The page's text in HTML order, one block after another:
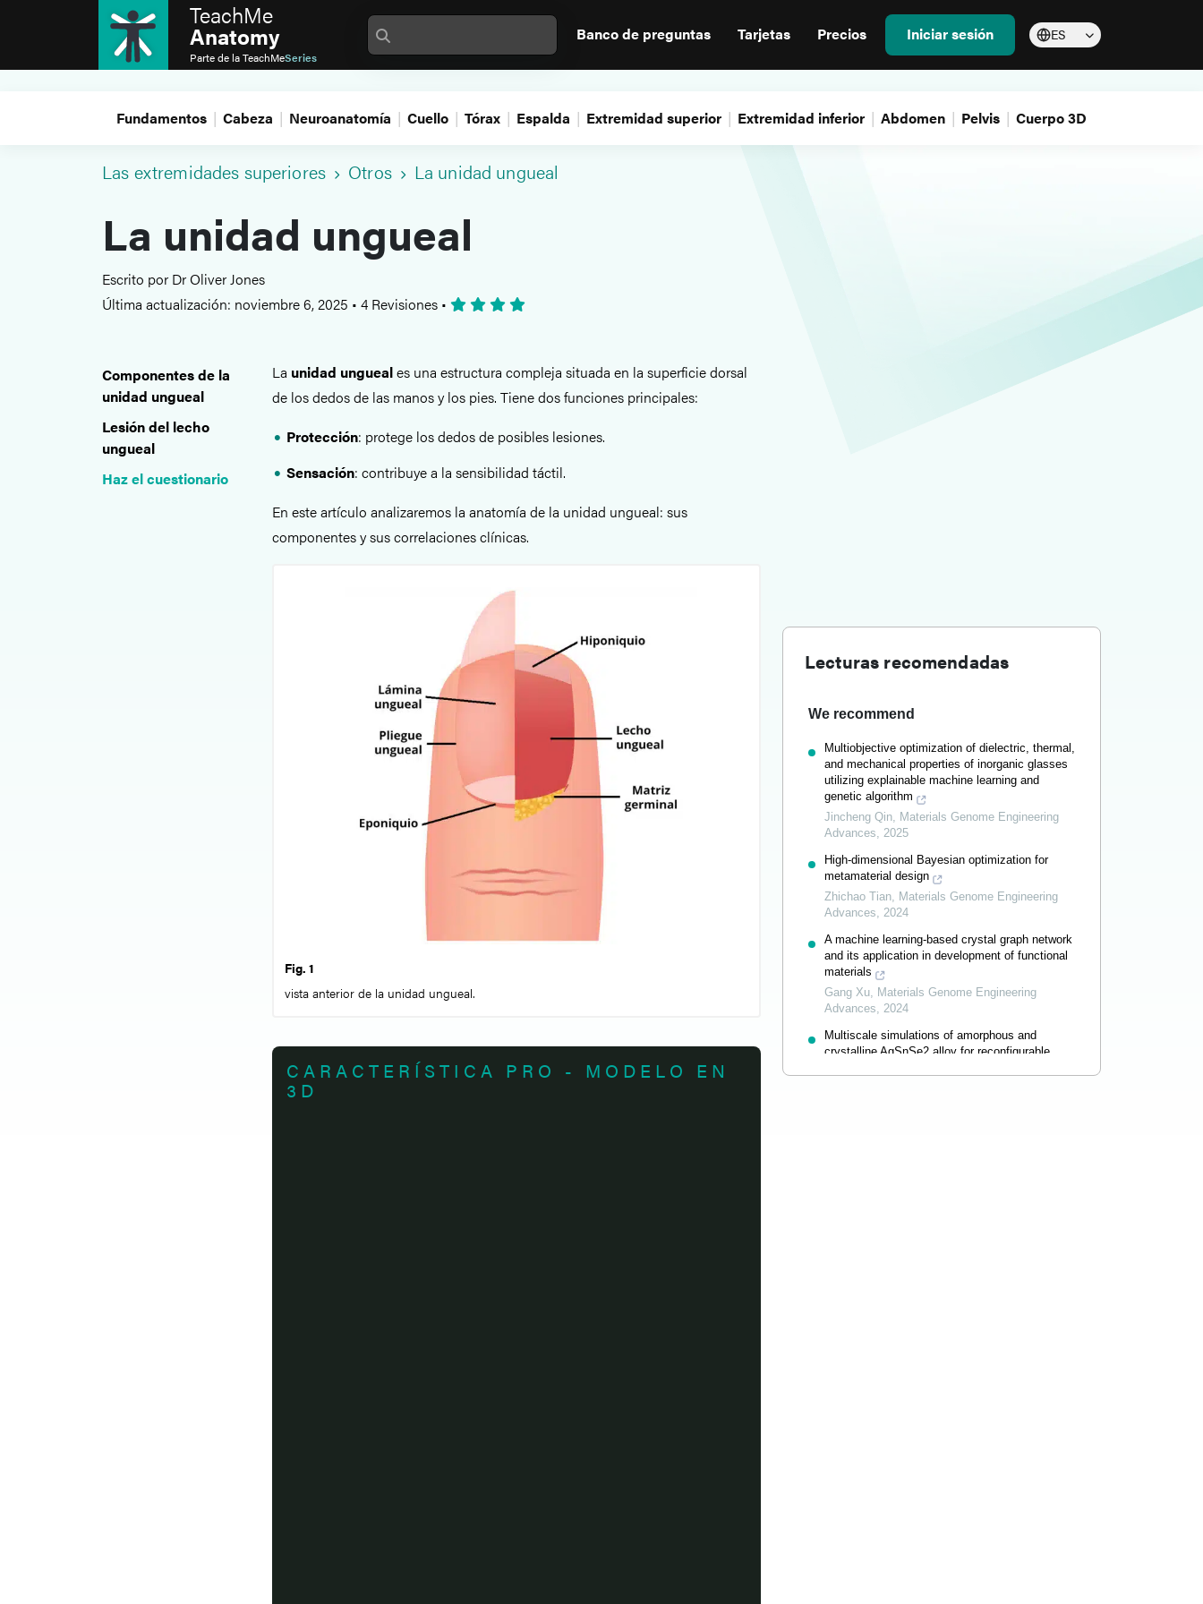
TeachMe
Anatomy
Parte de laTeachMeSeries
Banco de preguntas Tarjetas Precios Iniciar sesión ES
Fundamentos Cabeza Neuroanatomía Cuello Tórax Espalda Extremidad superior Extremidad inferior Abdomen Pelvis Cuerpo 3D
Las extremidades superiores Otros La unidad ungueal
La unidad ungueal
Escrito por Dr Oliver Jones
Última actualización: noviembre 6, 2025 • 4 Revisiones •
Componentes de la
unidad ungueal
Lesión del lecho
ungueal
Haz el cuestionario
La unidad ungueales una estructura compleja situada en la superficie dorsal
de los dedos de las manos y los pies. Tiene dos funciones principales:
Protección: protege los dedos de posibles lesiones.
Sensación: contribuye a la sensibilidad táctil.
En este artículo analizaremos la anatomía de la unidad ungueal: sus
componentes y sus correlaciones clínicas.
Fig. 1
vista anterior de la unidad ungueal.
CARACTERÍSTICA PRO - MODELO EN
3D
Lecturas recomendadas
We recommend
Multiobjective optimization of dielectric, thermal,
and mechanical properties of inorganic glasses
utilizing explainable machine learning and
genetic algorithm
Jincheng Qin, Materials Genome Engineering
Advances, 2025
High-dimensional Bayesian optimization for
metamaterial design
Zhichao Tian, Materials Genome Engineering
Advances, 2024
A machine learning-based crystal graph network
and its application in development of functional
materials
Gang Xu, Materials Genome Engineering
Advances, 2024
Multiscale simulations of amorphous and
crystalline AgSnSe2 alloy for reconfigurable